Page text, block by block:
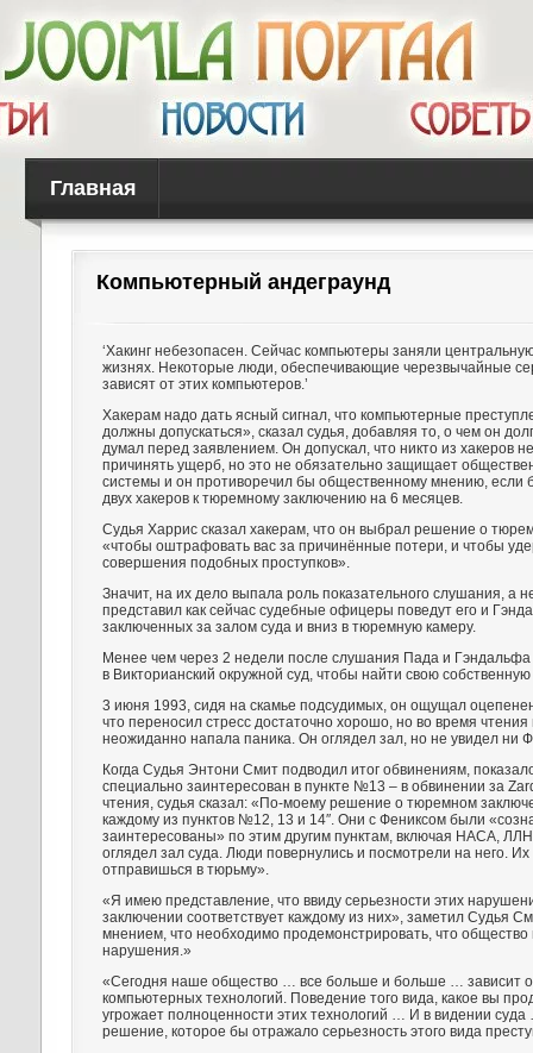
Главная
Компьютерный андеграунд
‘Хакинг небезопасен. Сейчас компьютеры заняли
жизнях. Некоторые люди, обеспечивающие черезвычайные
зависят от этих компьютеров.’
Хакерам надо дать ясный сигнал, что компьютерные
должны допускаться», сказал судья, добавляя то, о чем он
думал перед заявлением. Он допускал, что никто из хакеров
причинять ущерб, но это не обязательно защищает
системы и он противоречил бы общественному мнению, если
двух хакеров к тюремному заключению на 6 месяцев.
Судья Харрис сказал хакерам, что он выбрал решение о
«чтобы оштрафовать вас за причинённые потери, и чтобы
совершения подобных проступков».
Значит, на их дело выпала роль показательного слушания, а
представил как сейчас судебные офицеры поведут его и
заключенных за залом суда и вниз в тюремную камеру.
Менее чем через 2 недели после слушания Пада и Гэндальфа
в Викторианский окружной суд, чтобы найти свою собственную
3 июня 1993, сидя на скамье подсудимых, он ощущал
что переносил стресс достаточно хорошо, но во время чтения
неожиданно напала паника. Он оглядел зал, но не увидел ни
Когда Судья Энтони Смит подводил итог обвинениям,
специально заинтересован в пункте №13 – в обвинении за
чтения, судья сказал: «По-моему решение о тюремном
каждому из пунктов №12, 13 и 14″. Они с Фениксом были
заинтересованы» по этим другим пунктам, включая НАСА,
оглядел зал суда. Люди повернулись и посмотрели на него. Их
отправишься в тюрьму».
«Я имею представление, что ввиду серьезности этих
заключении соответствует каждому из них», заметил Судья
мнением, что необходимо продемонстрировать, что общество
нарушения.»
«Сегодня наше общество … все больше и больше … зависит
компьютерных технологий. Поведение того вида, какое вы
угрожает полноценности этих технологий … И в видении
решение, которое бы отражало серьезность этого вида